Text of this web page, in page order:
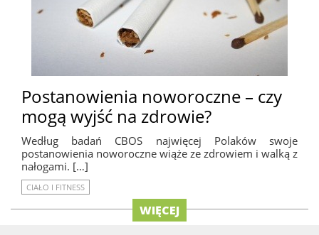
Postanowienia noworoczne – czy
mogą wyjść na zdrowie?
Według badań CBOS najwięcej Polaków swoje
postanowienia noworoczne wiąże ze zdrowiem i walką z
nałogami. […]
CIAŁO I FITNESS
WIĘCEJ